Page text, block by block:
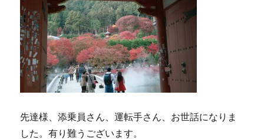
先達様、添乗員さん、運転手さん、お世話になりま
した。有り難うございます。